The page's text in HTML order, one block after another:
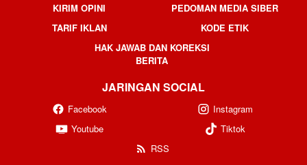
KIRIM OPINI
PEDOMAN MEDIA SIBER
TARIF IKLAN
KODE ETIK
HAK JAWAB DAN KOREKSI
BERITA
JARINGAN SOCIAL
Facebook
Instagram
Youtube
Tiktok
RSS